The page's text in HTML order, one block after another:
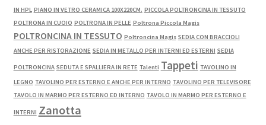
IN HPL PIANO IN VETRO CERAMICA 100X220CM. PICCOLA POLTRONCINA IN TESSUTO
POLTRONA IN CUOIO POLTRONA IN PELLE Poltrona Piccola Magis
POLTRONCINA IN TESSUTO Poltroncina Magis SEDIA CON BRACCIOLI
ANCHE PER RISTORAZIONE SEDIA IN METALLO PER INTERNI ED ESTERNI SEDIA
POLTRONCINA SEDUTA E SPALLIERA IN RETE Talenti Tappeti TAVOLINO IN
LEGNO TAVOLINO PER ESTERNO E ANCHE PER INTERNO TAVOLINO PER TELEVISORE
TAVOLO IN MARMO PER ESTERNO ED INTERNO TAVOLO IN MARMO PER ESTERNO E
INTERNI Zanotta